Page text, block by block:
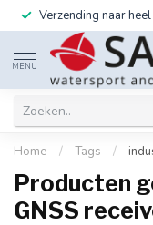
Verzending naar
MENU
Home / Tags /
Producten
GNSS